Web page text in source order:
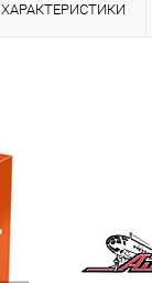
ХАРАКТЕРИСТИКИ